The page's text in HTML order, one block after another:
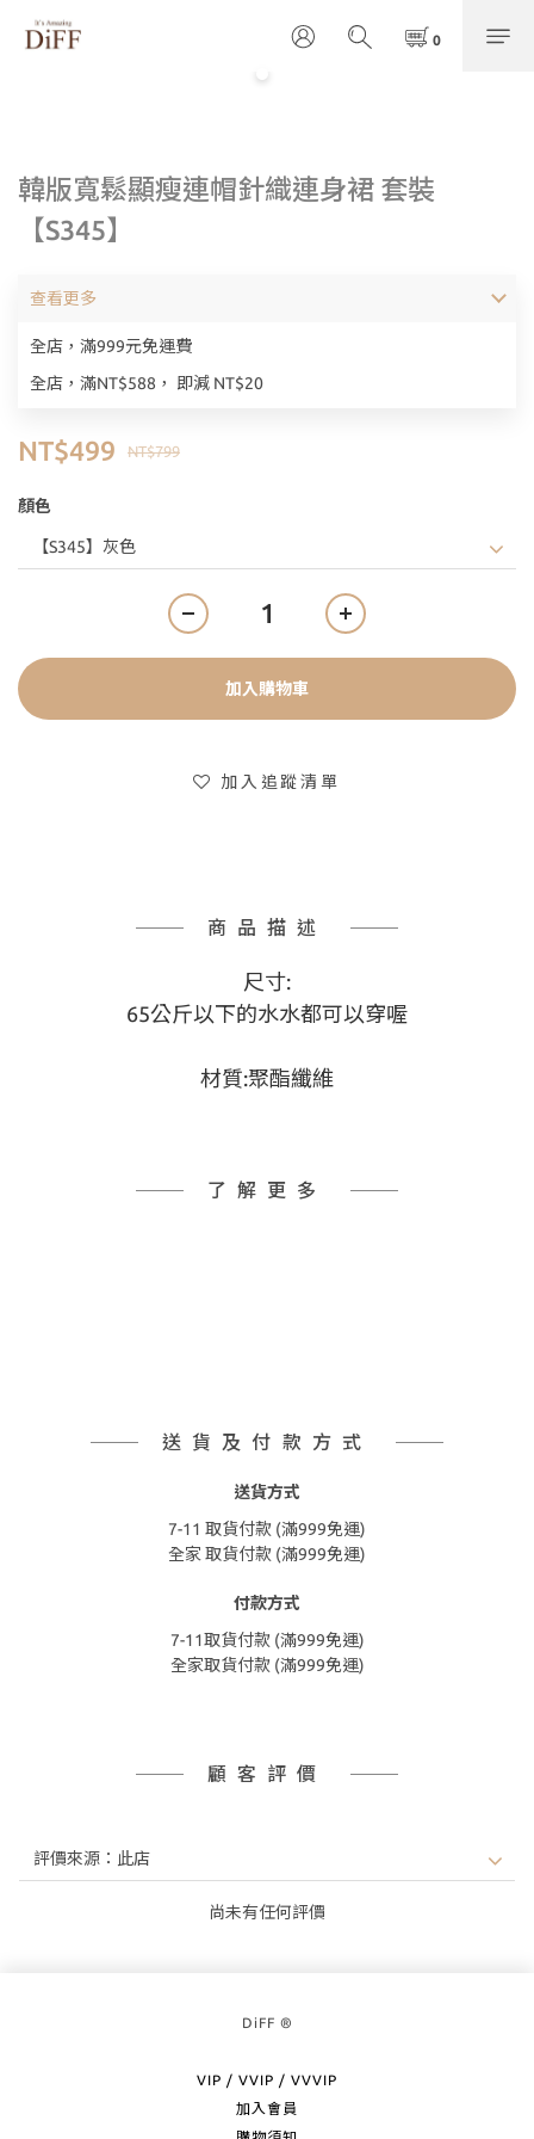
韓版寬鬆顯瘦連帽針織連身裙 套裝
【S345】
全店，滿999元免運費
全店，滿NT$588， 即減 NT$20
查看更多
NT$799
NT$499
顏色
加入購物車
加入追蹤清單
商品描述
尺寸:
65公斤以下的水水都可以穿喔
材質:聚酯纖維
了解更多
送貨及付款方式
送貨方式
7-11 取貨付款 (滿999免運)
全家 取貨付款 (滿999免運)
付款方式
7-11取貨付款 (滿999免運)
全家取貨付款 (滿999免運)
顧客評價
尚未有任何評價
DiFF ®
VIP / VVIP / VVVIP
加入會員